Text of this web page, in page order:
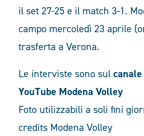
il set 27-25 e il match 3-1.
campo mercoledì 23 aprile
trasferta a Verona.
Le interviste sono sul
YouTube Modena Volley
Foto utilizzabili a soli fini
credits Modena Volley